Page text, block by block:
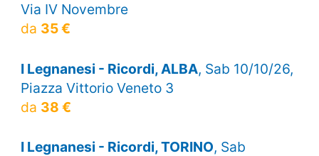
Via IV Novembre
da 35 €
I Legnanesi - Ricordi, ALBA, Sab 10/10/26,
Piazza Vittorio Veneto 3
da 38 €
I Legnanesi - Ricordi, TORINO, Sab